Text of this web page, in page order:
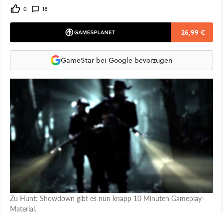
0 18
26,99 €
GameStar bei Google bevorzugen
Zu Hunt: Showdown gibt es nun knapp 10 Minuten Gameplay-
Material.